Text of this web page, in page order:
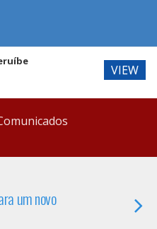
um novo
VIEW